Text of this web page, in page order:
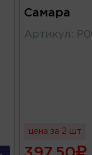
Самара
Артикул :
цена за 2 шт